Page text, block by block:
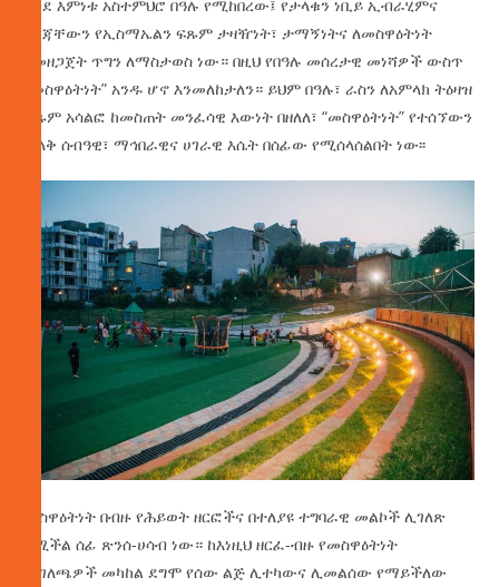
እንደ እምነቱ አስተምህሮ በዓሉ የሚከበረው፤ የታላቁን ነቢይ ኢብራሂምና
የልጃቸውን የኢስማኤልን ፍጹም ታዛዥነት፣ ታማኝነትና ለመስዋዕትነት
የመዘጋጀት ጥግን ለማስታወስ ነው። በዚህ የበዓሉ መሰረታዊ መነሻዎች ውስጥ
“መስዋዕትነት” አንዱ ሆኖ እንመለከታለን። ይህም በዓሉ፣ ራስን ለአምላክ ትዕዛዝ
ፍጹም አሳልፎ ከመስጠት መንፈሳዊ እውነት በዘለለ፣ “መስዋዕትነት” የተሰኘውን
ታላቅ ሰብዓዊ፣ ማኅበራዊና ሀገራዊ እሴት በሰፊው የሚሰላሰልበት ነው፡፡
መስዋዕትነት በብዙ የሕይወት ዘርፎችና በተለያዩ ተግባራዊ መልኮች ሊገለጽ
የሚችል ሰፊ ጽንሰ-ሀሳብ ነው። ከእነዚህ ዘርፈ-ብዙ የመስዋዕትነት
መገለጫዎች መካከል ደግሞ የሰው ልጅ ሊተካውና ሊመልሰው የማይችለው